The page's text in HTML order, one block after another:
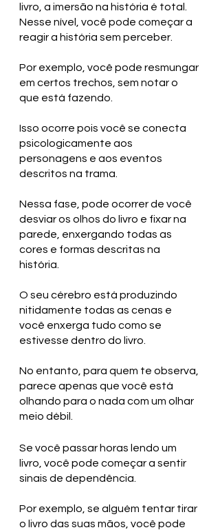
livro, a imersão na história é total.
Nesse nível, você pode começar a
reagir a história sem perceber.
Por exemplo, você pode resmungar
em certos trechos, sem notar o
que está fazendo.
Isso ocorre pois você se conecta
psicologicamente aos
personagens e aos eventos
descritos na trama.
Nessa fase, pode ocorrer de você
desviar os olhos do livro e fixar na
parede, enxergando todas as
cores e formas descritas na
história.
O seu cérebro está produzindo
nitidamente todas as cenas e
você enxerga tudo como se
estivesse dentro do livro.
No entanto, para quem te observa,
parece apenas que você está
olhando para o nada com um olhar
meio débil.
Se você passar horas lendo um
livro, você pode começar a sentir
sinais de dependência.
Por exemplo, se alguém tentar tirar
o livro das suas mãos, você pode